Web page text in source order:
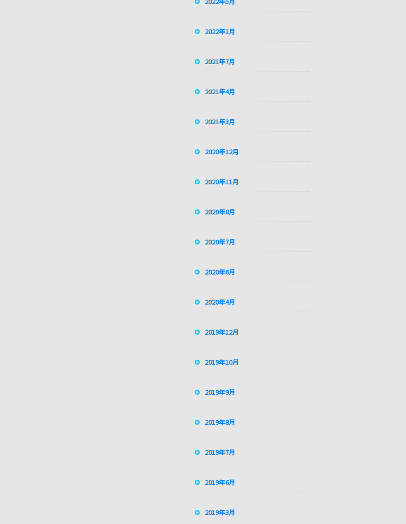
2022年1月
2021年7月
2021年4月
2021年3月
2020年12月
2020年11月
2020年8月
2020年7月
2020年6月
2020年4月
2019年12月
2019年10月
2019年9月
2019年8月
2019年7月
2019年6月
2019年3月